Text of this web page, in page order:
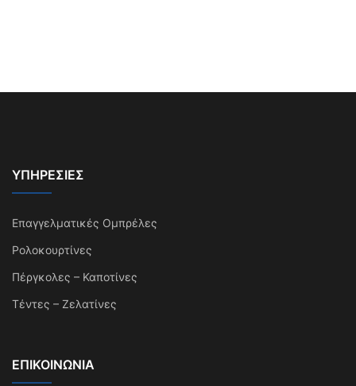
ΥΠΗΡΕΣΊΕΣ
Επαγγελματικές Ομπρέλες
Ρολοκουρτίνες
Πέργκολες – Καποτίνες
Τέντες – Ζελατίνες
ΕΠΙΚΟΙΝΩΝΊΑ